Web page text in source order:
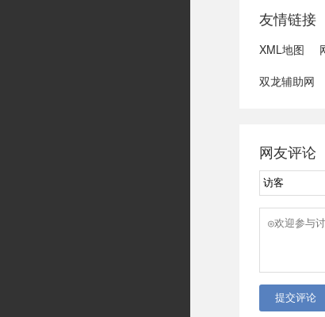
3、司法部
友情链接
XML地图
双龙辅助网
网友评论
提交评论